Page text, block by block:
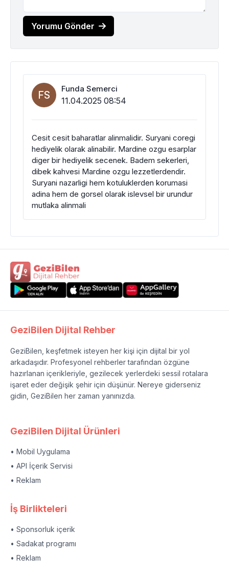
Yorumu Gönder
FS Funda Semerci
11.04.2025 08:54
Cesit cesit baharatlar alinmalidir. Suryani coregi
hediyelik olarak alinabilir. Mardine ozgu esarplar
diger bir hediyelik secenek. Badem sekerleri,
dibek kahvesi Mardine ozgu lezzetlerdendir.
Suryani nazarligi hem kotuluklerden korumasi
adina hem de gorsel olarak islevsel bir urundur
mutlaka alinmali
GeziBilen Dijital Rehber
GeziBilen, keşfetmek isteyen her kişi için dijital bir yol
arkadaşıdır. Profesyonel rehberler tarafından özgüne
hazırlanan içerikleriyle, gezilecek yerlerdeki sessil rotalara
işaret eder değişik şehir için düşünür. Nereye giderseniz
gidin, GeziBilen her zaman yanınızda.
GeziBilen Dijital Ürünleri
• Mobil Uygulama
• API İçerik Servisi
• Reklam
İş Birlikteleri
• Sponsorluk içerik
• Sadakat programı
• Reklam